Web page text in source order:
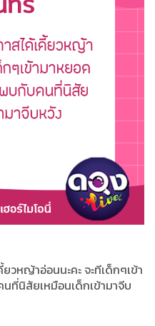
วหญ้าอ่อนนะคะ จะทีเด็กๆเข้า
ที่นิสัยเหมือนเด็กเข้ามาจีบ